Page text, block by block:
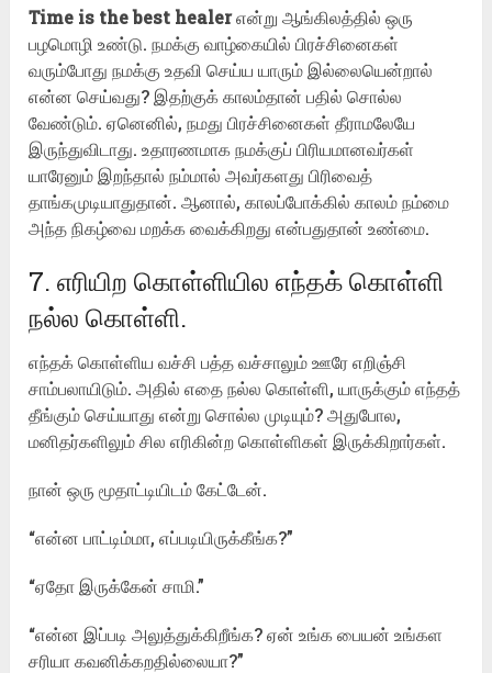
Time is the best healerஎன்று ஆங்கிலத்தில் ஒரு
பழமொழி உண்டு. நமக்கு வாழ்கையில் பிரச்சினைகள்
வரும்போது நமக்கு உதவி செய்ய யாரும் இல்லையென்றால்
என்ன செய்வது? இதற்குக் காலம்தான் பதில் சொல்ல
வேண்டும். ஏனெனில், நமது பிரச்சினைகள் தீராமலேயே
இருந்துவிடாது. உதாரணமாக நமக்குப் பிரியமானவர்கள்
யாரேனும் இறந்தால் நம்மால் அவர்களது பிரிவைத்
தாங்கமுடியாதுதான். ஆனால், காலப்போக்கில் காலம் நம்மை
அந்த நிகழ்வை மறக்க வைக்கிறது என்பதுதான் உண்மை.
7. எரியிற கொள்ளியில எந்தக் கொள்ளி
நல்ல கொள்ளி.
எந்தக் கொள்ளிய வச்சி பத்த வச்சாலும் ஊரே எறிஞ்சி
சாம்பலாயிடும். அதில் எதை நல்ல கொள்ளி, யாருக்கும் எந்தத்
தீங்கும் செய்யாது என்று சொல்ல முடியும்? அதுபோல,
மனிதர்களிலும் சில எரிகின்ற கொள்ளிகள் இருக்கிறார்கள்.
நான் ஒரு மூதாட்டியிடம் கேட்டேன்.
“என்ன பாட்டிம்மா, எப்படியிருக்கீங்க?”
“ஏதோ இருக்கேன் சாமி.”
“என்ன இப்படி அலுத்துக்கிறீங்க? ஏன் உங்க பையன் உங்கள
சரியா கவனிக்கறதில்லையா?”